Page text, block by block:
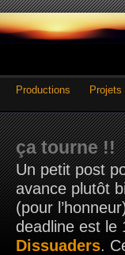
Productions Projets
ça tourne !!
Un petit post
avance plutôt
(pour
deadline est le
Dissuaders.